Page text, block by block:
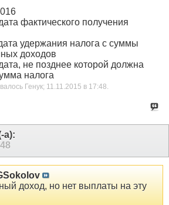
фактического получения
удержания налога с суммы
доходов
не позднее которой должна
налога
Генук; 11.11.2015 в 17:48
а):
доход, но нет выплаты на эту